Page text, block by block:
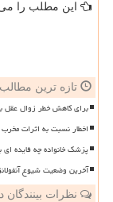
این مطلب را
تازه ترین
برای کاهش خطر زوال عقل
اخطار نسبت به اثرات
پزشک خانواده چه فایده ای
آخرین وضعیت شیوع
نظرات